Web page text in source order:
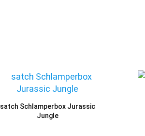
satch Schlamperbox Jurassic
Jungle